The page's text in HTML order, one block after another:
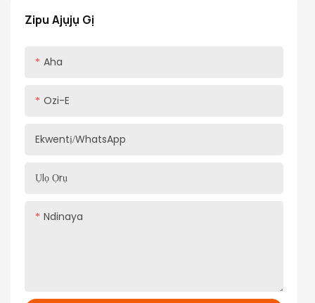
Zipu Ajụjụ Gị
Aha
Ozi-E
Ekwentị/WhatsApp
Ụlọ Ọrụ
Ndinaya
maka ọkpụrụkpụ ọnụ ụzọ ọnụ ụzọ dị iche iche, yana ntinye
dị mfe.